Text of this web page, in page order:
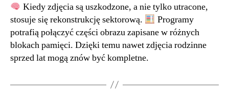
Kiedy zdjęcia są uszkodzone, a nie tylko utracone,
stosuje się rekonstrukcję sektorową.
Programy
potrafią połączyć części obrazu zapisane w różnych
blokach pamięci. Dzięki temu nawet zdjęcia rodzinne
sprzed lat mogą znów być kompletne.